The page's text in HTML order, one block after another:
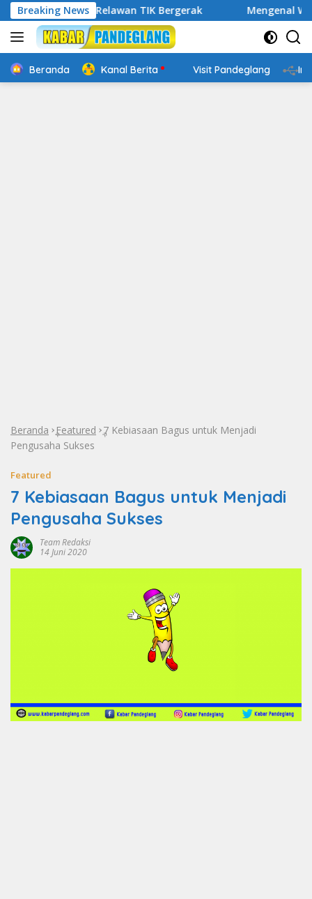
Langsung
ke
konten
Breaking News
Digital, Relawan TIK Bergerak Mengenal Website
Beranda Kanal Berita Visit Pandeglang
Beranda »Featured »7 Kebiasaan Bagus untuk Menjadi
Pengusaha Sukses
Featured
7 Kebiasaan Bagus untuk Menjadi
Pengusaha Sukses
Team Redaksi
14 Juni 2020